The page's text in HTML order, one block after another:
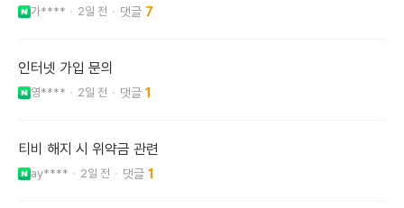
가**** 2일 전 7
인터넷 가입 문의
영**** 2일 전 1
티비 해지 시 위약금 관련
ay**** 2일 전 1